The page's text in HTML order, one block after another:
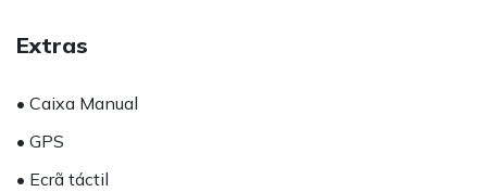
Extras
• Caixa Manual
• GPS
• Ecrã táctil